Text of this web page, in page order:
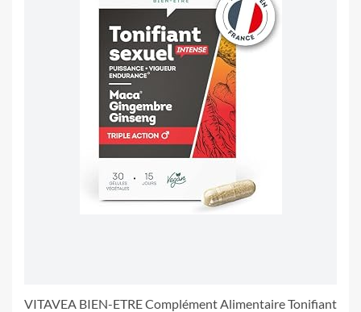
VITAVEA BIEN-ETRE Complément Alimentaire Tonifiant